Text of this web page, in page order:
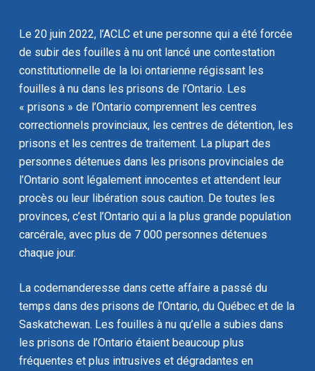
Le 20 juin 2022, l’ACLC et une personne qui a été forcée
de subir des fouilles à nu ont lancé une contestation
constitutionnelle de la loi ontarienne régissant les
fouilles à nu dans les prisons de l’Ontario. Les
« prisons » de l’Ontario comprennent les centres
correctionnels provinciaux, les centres de détention, les
prisons et les centres de traitement. La plupart des
personnes détenues dans les prisons provinciales de
l’Ontario sont légalement innocentes et attendent leur
procès ou leur libération sous caution. De toutes les
provinces, c’est l’Ontario qui a la plus grande population
carcérale, avec plus de 7 000 personnes détenues
chaque jour.
La codemanderesse dans cette affaire a passé du
temps dans des prisons de l’Ontario, du Québec et de la
Saskatchewan. Les fouilles à nu qu’elle a subies dans
les prisons de l’Ontario étaient beaucoup plus
fréquentes et plus intrusives et dégradantes en